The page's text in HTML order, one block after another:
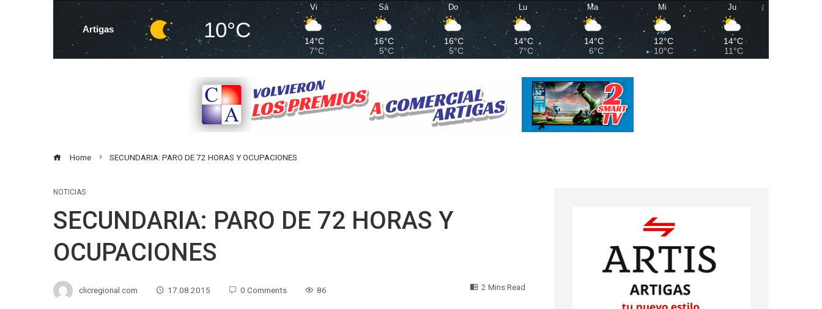
Artigas 10°C
Vi
14°C
7°C
Sá
16°C
5°C
Do
16°C
5°C
Lu
14°C
7°C
Ma
14°C
6°C
Mi
12°C
10°C
Ju
14°C
11°C
Home SECUNDARIA: PARO DE 72 HORAS Y OCUPACIONES
NOTICIAS
SECUNDARIA: PARO DE 72 HORAS Y
OCUPACIONES
clicregional.com 17.08.2015 0 Comments 86 2 Mins Read